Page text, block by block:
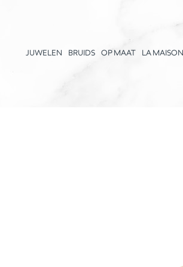
JUWELEN BRUIDS OP MAAT LA MAISON